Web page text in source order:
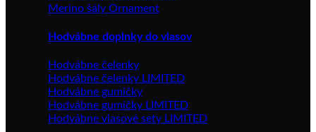
Merino šály Ornament
Hodvábne doplnky do vlasov
Hodvábne čelenky
Hodvábne čelenky LIMITED
Hodvábne gumičky
Hodvábne gumičky LIMITED
Hodvábne vlasové sety LIMITED